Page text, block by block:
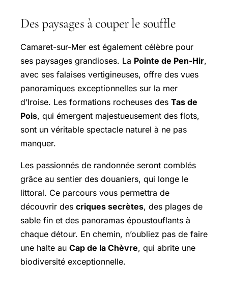
Des paysages à couper le souffle
Camaret-sur-Mer est également célèbre pour
ses paysages grandioses. La Pointe de Pen-Hir,
avec ses falaises vertigineuses, offre des vues
panoramiques exceptionnelles sur la mer
d’Iroise. Les formations rocheuses des Tas de
Pois, qui émergent majestueusement des flots,
sont un véritable spectacle naturel à ne pas
manquer.
Les passionnés de randonnée seront comblés
grâce au sentier des douaniers, qui longe le
littoral. Ce parcours vous permettra de
découvrir des criques secrètes, des plages de
sable fin et des panoramas époustouflants à
chaque détour. En chemin, n’oubliez pas de faire
une halte au Cap de la Chèvre, qui abrite une
biodiversité exceptionnelle.